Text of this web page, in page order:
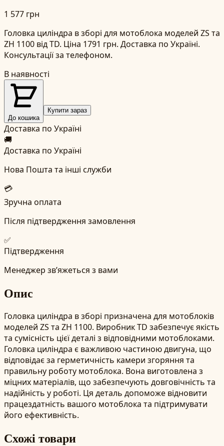
1 577 грн
Головка циліндра в зборі для мотоблока моделей ZS та
ZH 1100 від TD. Ціна 1791 грн. Доставка по Україні.
Консультації за телефоном.
В наявності
До кошика
Купити зараз
Доставка по Україні
🚚
Доставка по Україні
Нова Пошта та інші служби
💳
Зручна оплата
Після підтвердження замовлення
✅
Підтвердження
Менеджер зв’яжеться з вами
Опис
Головка циліндра в зборі призначена для мотоблоків
моделей ZS та ZH 1100. Виробник TD забезпечує якість
та сумісність цієї деталі з відповідними мотоблоками.
Головка циліндра є важливою частиною двигуна, що
відповідає за герметичність камери згоряння та
правильну роботу мотоблока. Вона виготовлена з
міцних матеріалів, що забезпечують довговічність та
надійність у роботі. Ця деталь допоможе відновити
працездатність вашого мотоблока та підтримувати
його ефективність.
Схожі товари